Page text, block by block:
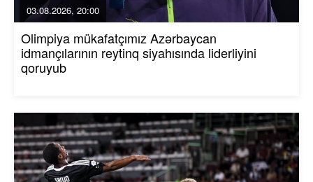
03.08.2026, 20:00
Olimpiya mükafatçımız Azərbaycan
idmançılarının reytinq siyahısında liderliyini
qoruyub